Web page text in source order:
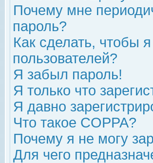
Почему мне
пароль?
Как сделать, чтобы
пользователей?
Я забыл пароль!
Я только что
Я давно
Что такое COPPA?
Почему я не могу
Для чего